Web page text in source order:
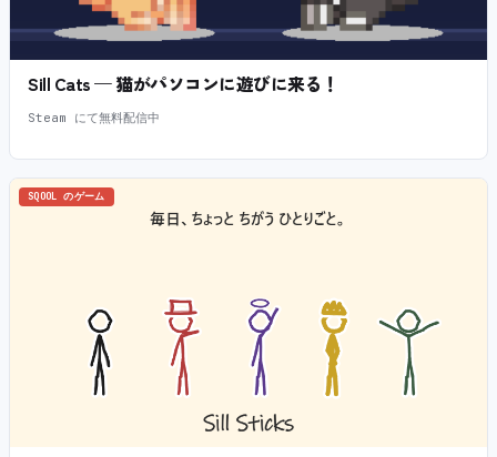
Sill Cats — 猫がパソコンに遊びに来る！
Steam にて無料配信中
SQOOL のゲーム